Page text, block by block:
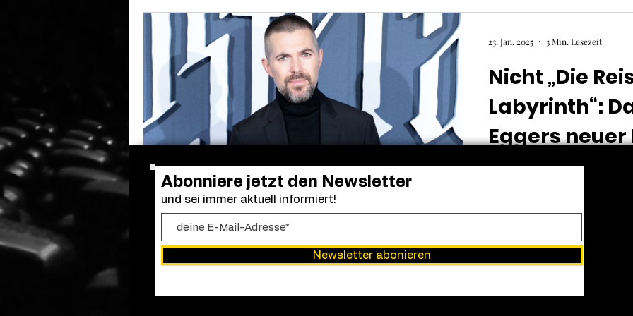
Nicht „Die
Labyrinth“:
Eggers
„Nosferatu –
Robert Eggers’
23. Jan. 2025 3 Min. Lesezeit
Abonniere jetzt den Newsletter
und sei immer aktuell informiert!
Newsletter abonieren